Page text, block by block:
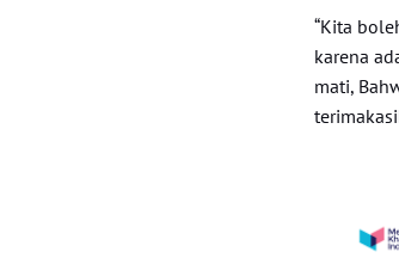
“Kita
karena
mati,